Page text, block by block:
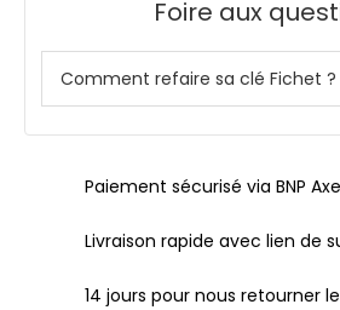
Foire aux
Comment refaire sa clé Fichet ?
Paiement sécurisé via BNP
Livraison rapide avec lien de
14 jours pour nous retourner